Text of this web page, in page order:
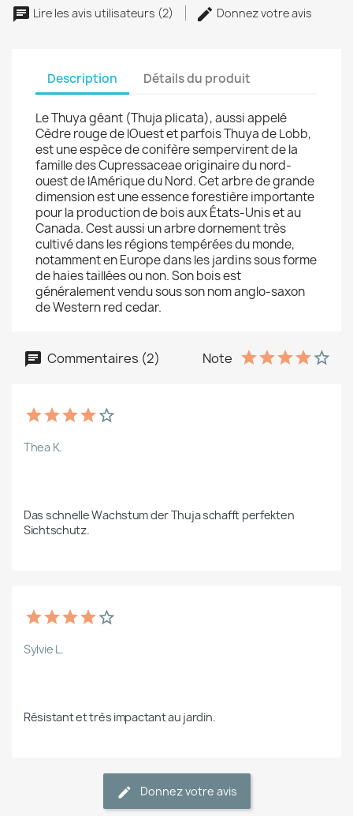
Lire les avis utilisateurs (2) Donnez votre avis
Description Détails du produit
Le Thuya géant (Thuja plicata), aussi appelé
Cèdre rouge de lOuest et parfois Thuya de Lobb,
est une espèce de conifère sempervirent de la
famille des Cupressaceae originaire du nord-
ouest de lAmérique du Nord. Cet arbre de grande
dimension est une essence forestière importante
pour la production de bois aux États-Unis et au
Canada. Cest aussi un arbre dornement très
cultivé dans les régions tempérées du monde,
notamment en Europe dans les jardins sous forme
de haies taillées ou non. Son bois est
généralement vendu sous son nom anglo-saxon
de Western red cedar.
Commentaires (2) Note
Thea K.
Das schnelle Wachstum der Thuja schafft perfekten
Sichtschutz.
Sylvie L.
Résistant et très impactant au jardin.
Donnez votre avis